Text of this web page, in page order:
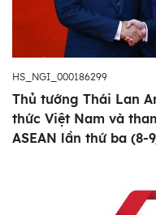
HS_NGI_000186299
Thủ tướng Thái Lan
thức Việt Nam và
ASEAN lần thứ ba (8-